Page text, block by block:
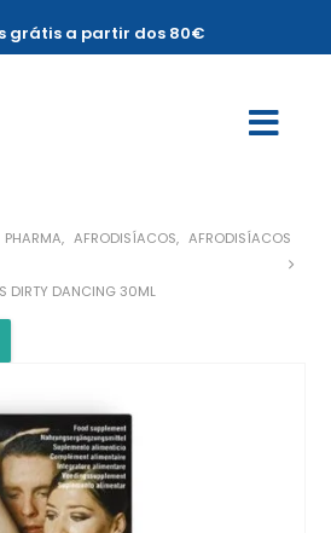
grátis a partir dos 80€
PHARMA, AFRODISÍACOS, AFRODISÍACOS
DIRTY DANCING 30ML